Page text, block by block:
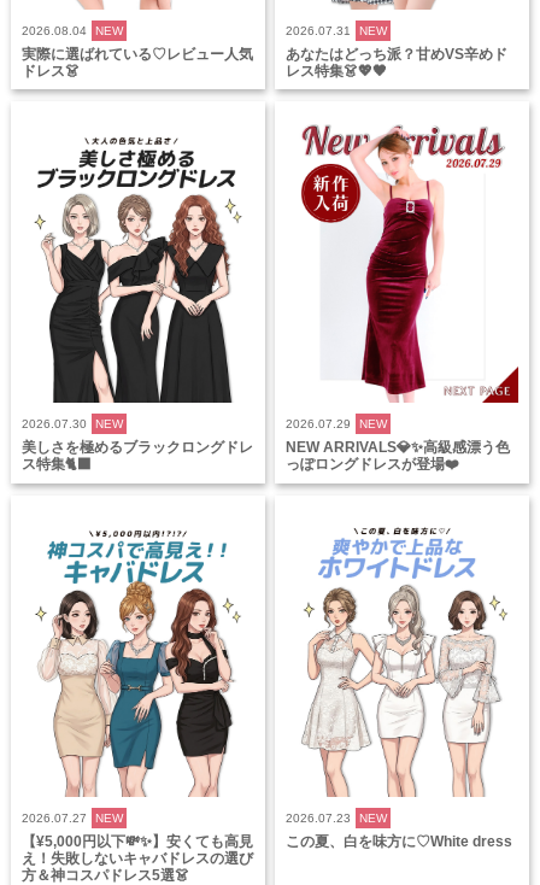
2026.08.04 NEW
実際に選ばれている♡レビュー人気
ドレス👗
2026.07.31 NEW
あなたはどっち派？甘めVS辛めド
レス特集👗💖🖤
2026.07.30 NEW
美しさを極めるブラックロングドレ
ス特集🐈‍⬛
2026.07.29 NEW
NEW ARRIVALS💎✨高級感漂う色
っぽロングドレスが登場❤️
2026.07.27 NEW
【¥5,000円以下💸✨】安くても高見
え！失敗しないキャバドレスの選び
方＆神コスパドレス5選👗
2026.07.23 NEW
この夏、白を味方に♡White dress